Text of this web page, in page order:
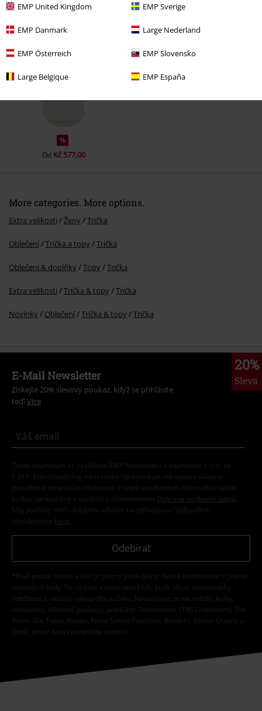
EMP United Kingdom EMP Sverige
EMP Danmark Large Nederland
EMP Österreich EMP Slovensko
Large Belgique EMP España
Naposledy navštívené
%
Od Kč 577,00
More categories. More options.
Extra velikosti Ženy Trička
Oblečení Trička a topy Trička
Oblečení & doplňky Topy Trička
Extra velikosti Trička & topy Trička
Novinky Oblečení Trička & topy Trička
20%
Sleva
E-Mail Newsletter
Získejte 20% slevový poukaz, když se přihlásíte
teď! Více
Tímto souhlasím se zasíláním EMP Newslettru a souhlasím s tím, že
E.M.P. Merchandising mbH může zpracovávat mé osobní údaje a
pravidelně mi posílat informace o svých produktech. Mé osobní údaje
budou zpracovány v souladu s ustanoveními
Ochrana osobních údajů
Můj souhlas mohu kdykoliv odvolat na odhlašovací odkaz/link.
Unsubscribe here
Odebírat
*Platí pouze online a kód je platný jen 4 týdny. Nelze kombinovat s jinými
slevovými kódy. Po vložení a potvrzení kódu bude sleva automaticky
odečtena z vašeho nákupního košíku. Nevztahuje se na média, knihy,
vstupenky, dárkové poukazy, produkty: Rammstein, (Till) Lindemann, Die
Ärzte, Die Toten Hosen, Feine Sahne Fischfilet, Broilers, Böhse Onkelz a
zboží, jehož koupí podpoříte nadaci.